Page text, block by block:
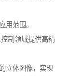
用范围。
制领域提供高精
立体图像，实现